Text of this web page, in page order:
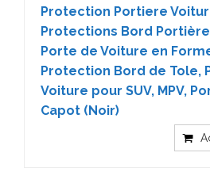
Protection Portiere
Protections Bord
Porte de Voiture en
Protection Bord de Tole,
Voiture pour SUV, MPV,
Capot (Noir)